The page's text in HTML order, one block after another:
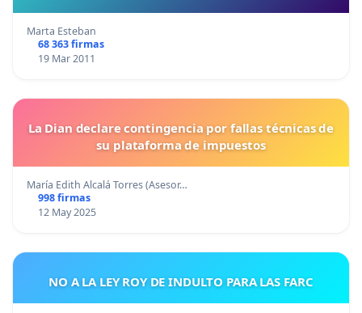
Marta Esteban
68 363 firmas
19 Mar 2011
La Dian declare contingencia por fallas técnicas de
su plataforma de impuestos
María Edith Alcalá Torres (Asesor…
998 firmas
12 May 2025
NO A LA LEY ROY DE INDULTO PARA LAS FARC